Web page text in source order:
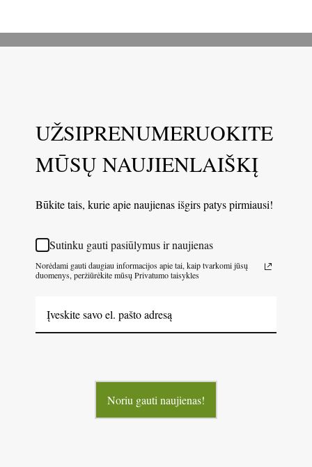
UŽSIPRENUMERUOKITE
MŪSŲ NAUJIENLAIŠKĮ
Būkite tais, kurie apie naujienas išgirs patys pirmiausi!
Sutinku gauti pasiūlymus ir naujienas
Norėdami gauti daugiau informacijos apie tai, kaip tvarkomi jūsų
duomenys, peržiūrėkite mūsų Privatumo taisykles
Noriu gauti naujienas!